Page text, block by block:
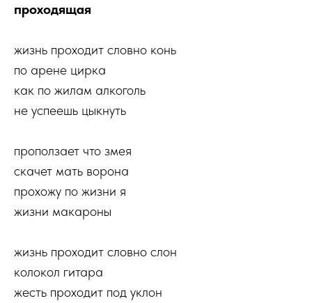
проходящая
жизнь проходит словно конь
по арене цирка
как по жилам алкоголь
не успеешь цыкнуть
проползает что змея
скачет мать ворона
прохожу по жизни я
жизни макароны
жизнь проходит словно слон
колокол гитара
жесть проходит под уклон